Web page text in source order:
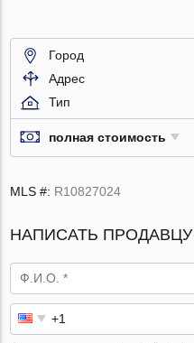
Город
Адрес
Тип
полная стоимость
MLS #: R10827024
НАПИСАТЬ ПРОДАВЦУ